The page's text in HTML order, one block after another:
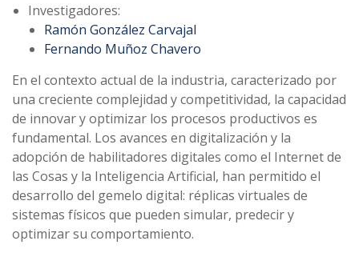
Investigadores:
Ramón González Carvajal
Fernando Muñoz Chavero
En el contexto actual de la industria, caracterizado por
una creciente complejidad y competitividad, la capacidad
de innovar y optimizar los procesos productivos es
fundamental. Los avances en digitalización y la
adopción de habilitadores digitales como el Internet de
las Cosas y la Inteligencia Artificial, han permitido el
desarrollo del gemelo digital: réplicas virtuales de
sistemas físicos que pueden simular, predecir y
optimizar su comportamiento.